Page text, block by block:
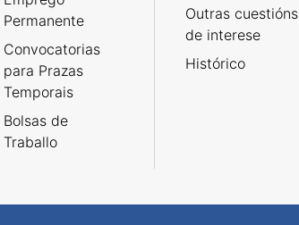
Permanente
Convocatorias
para Prazas
Temporais
Bolsas de
Traballo
Outras cuestións
de interese
Histórico